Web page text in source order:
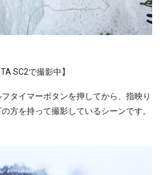
SC2で撮影中】
タイマーボタンを押してから、指映り
方を持って撮影しているシーンです。